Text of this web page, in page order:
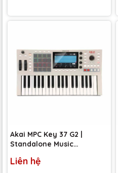
Akai MPC Key 37 G2 |
Standalone Music
Liên hệ